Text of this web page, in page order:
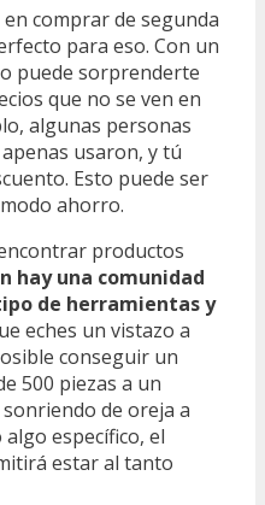
comprar de segunda
para eso. Con un
puede sorprenderte
que no se ven en
algunas personas
usaron, y tú
Esto puede ser
ahorro.
productos
hay una comunidad
de herramientas y
eches un vistazo a
conseguir un
500 piezas a un
de oreja a
específico, el
estar al tanto